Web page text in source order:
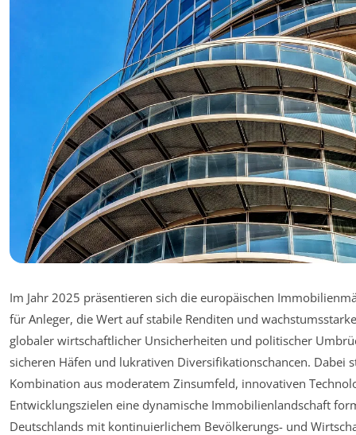
Im Jahr 2025 präsentieren sich die europäischen
für Anleger, die Wert auf stabile Renditen und
globaler wirtschaftlicher Unsicherheiten und politischer
sicheren Häfen und lukrativen Diversifikationschancen. Dabei
Kombination aus moderatem Zinsumfeld, innovativen
Entwicklungszielen eine dynamische Immobilienlandschaft
Deutschlands mit kontinuierlichem Bevölkerungs- und